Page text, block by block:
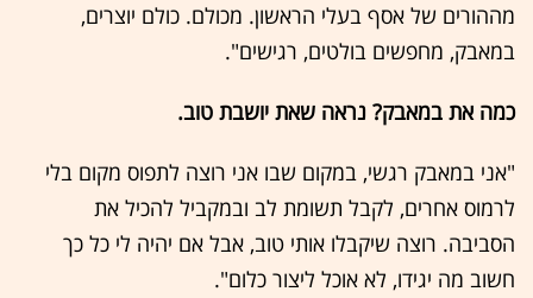
מההורים של אסף בעלי הראשון. מכולם. כולם יוצרים,
במאבק, מחפשים בולטים, רגישים".
כמה את במאבק? נראה שאת יושבת טוב.
"אני במאבק רגשי, במקום שבו אני רוצה לתפוס מקום בלי
לרמוס אחרים, לקבל תשומת לב ובמקביל להכיל את
הסביבה. רוצה שיקבלו אותי טוב, אבל אם יהיה לי כל כך
חשוב מה יגידו, לא אוכל ליצור כלום".